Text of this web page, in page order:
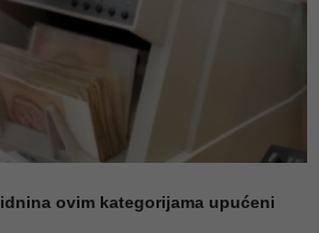
ovim kategorijama upućeni